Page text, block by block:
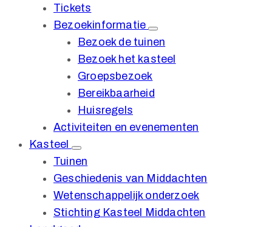
Tickets
Bezoekinformatie
Bezoek de tuinen
Bezoek het kasteel
Groepsbezoek
Bereikbaarheid
Huisregels
Activiteiten en evenementen
Kasteel
Tuinen
Geschiedenis van Middachten
Wetenschappelijk onderzoek
Stichting Kasteel Middachten